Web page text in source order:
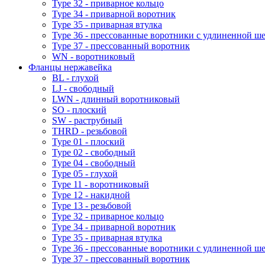
Type 32 - приварное кольцо
Type 34 - приварной воротник
Type 35 - приварная втулка
Type 36 - прессованные воротники с удлиненной
Type 37 - прессованный воротник
WN - воротниковый
Фланцы нержавейка
BL - глухой
LJ - свободный
LWN - длинный воротниковый
SO - плоский
SW - раструбный
THRD - резьбовой
Type 01 - плоский
Type 02 - свободный
Type 04 - свободный
Type 05 - глухой
Type 11 - воротниковый
Type 12 - накидной
Type 13 - резьбовой
Type 32 - приварное кольцо
Type 34 - приварной воротник
Type 35 - приварная втулка
Type 36 - прессованные воротники с удлиненной
Type 37 - прессованный воротник